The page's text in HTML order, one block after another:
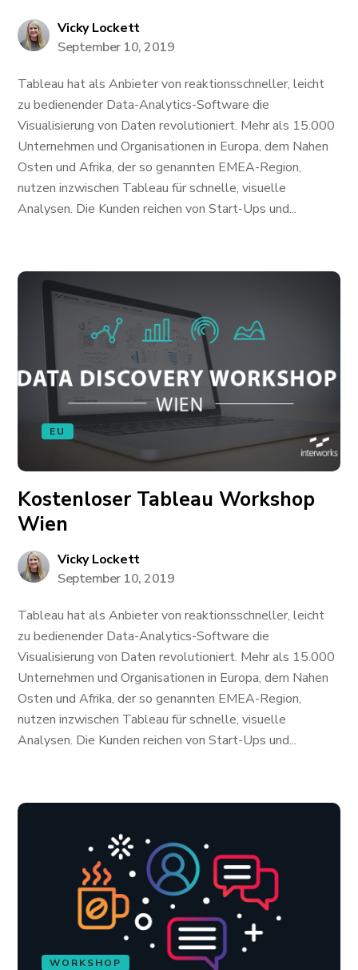
Vicky Lockett
September 10, 2019
Tableau hat als Anbieter von reaktionsschneller, leicht
zu bedienender Data-Analytics-Software die
Visualisierung von Daten revolutioniert. Mehr als 15.000
Unternehmen und Organisationen in Europa, dem Nahen
Osten und Afrika, der so genannten EMEA-Region,
nutzen inzwischen Tableau für schnelle, visuelle
Analysen. Die Kunden reichen von Start-Ups und...
EU
Kostenloser Tableau Workshop
Wien
Vicky Lockett
September 10, 2019
Tableau hat als Anbieter von reaktionsschneller, leicht
zu bedienender Data-Analytics-Software die
Visualisierung von Daten revolutioniert. Mehr als 15.000
Unternehmen und Organisationen in Europa, dem Nahen
Osten und Afrika, der so genannten EMEA-Region,
nutzen inzwischen Tableau für schnelle, visuelle
Analysen. Die Kunden reichen von Start-Ups und...
WORKSHOP